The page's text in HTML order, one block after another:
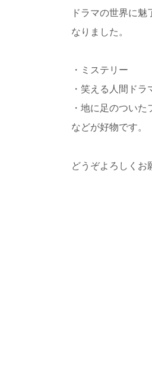
ドラマの世界に
なりました。
・ミステリー
・笑える人間ドラ
・地に足のついた
などが好物です。
どうぞよろしくお